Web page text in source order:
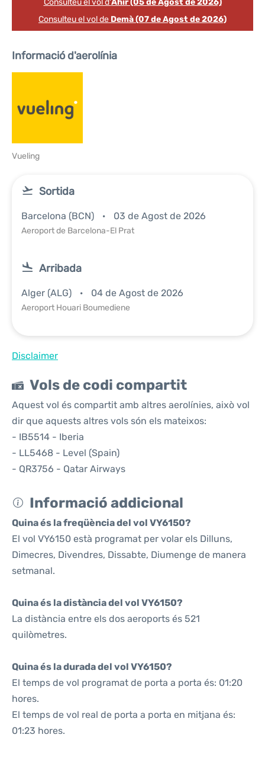
Consulteu el vol d'Ahir (05 de Agost de 2026)
Consulteu el vol de Demà (07 de Agost de 2026)
Informació d'aerolínia
Vueling
Sortida
Barcelona (BCN) 03 de Agost de 2026
Aeroport de Barcelona-El Prat
Arribada
Alger (ALG) 04 de Agost de 2026
Aeroport Houari Boumediene
Disclaimer
Vols de codi compartit
Aquest vol és compartit amb altres aerolínies, això vol
dir que aquests altres vols són els mateixos:
- IB5514 - Iberia
- LL5468 - Level (Spain)
- QR3756 - Qatar Airways
Informació addicional
Quina és la freqüència del vol VY6150?
El vol VY6150 està programat per volar els Dilluns,
Dimecres, Divendres, Dissabte, Diumenge de manera
setmanal.
Quina és la distància del vol VY6150?
La distància entre els dos aeroports és 521
quilòmetres.
Quina és la durada del vol VY6150?
El temps de vol programat de porta a porta és: 01:20
hores.
El temps de vol real de porta a porta en mitjana és:
01:23 hores.